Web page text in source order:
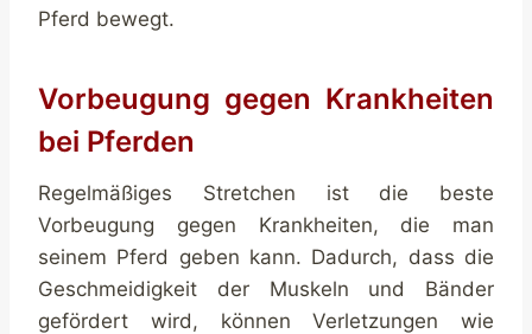
Pferd bewegt.
Vorbeugung gegen Krankheiten
bei Pferden
Regelmäßiges Stretchen ist die beste
Vorbeugung gegen Krankheiten, die man
seinem Pferd geben kann. Dadurch, dass die
Geschmeidigkeit der Muskeln und Bänder
gefördert wird, können Verletzungen wie